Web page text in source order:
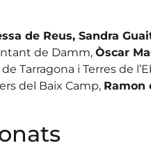
de Reus, Sandra
de Damm, Òscar
Tarragona i Terres de
del Baix Camp, Ramon